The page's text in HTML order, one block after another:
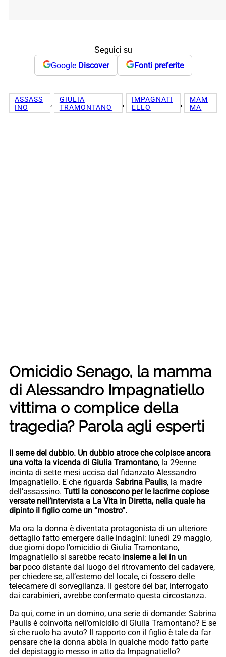
Seguici su
Google Discover Fonti preferite
ASSASS
INO
,
GIULIA
TRAMONTANO
,
IMPAGNATI
ELLO
,
MAM
MA
Omicidio Senago, la mamma
di Alessandro Impagnatiello
vittima o complice della
tragedia? Parola agli esperti
Il seme del dubbio. Un dubbio atroce che colpisce ancora
una volta la vicenda di Giulia Tramontano, la 29enne
incinta di sette mesi uccisa dal fidanzato Alessandro
Impagnatiello. E che riguarda Sabrina Paulis, la madre
dell’assassino. Tutti la conoscono per le lacrime copiose
versate nell’intervista a La Vita in Diretta, nella quale ha
dipinto il figlio come un “mostro”.
Ma ora la donna è diventata protagonista di un ulteriore
dettaglio fatto emergere dalle indagini: lunedì 29 maggio,
due giorni dopo l’omicidio di Giulia Tramontano,
Impagnatiello si sarebbe recato insieme a lei in un
barpoco distante dal luogo del ritrovamento del cadavere,
per chiedere se, all’esterno del locale, ci fossero delle
telecamere di sorveglianza. Il gestore del bar, interrogato
dai carabinieri, avrebbe confermato questa circostanza.
Da qui, come in un domino, una serie di domande: Sabrina
Paulis è coinvolta nell’omicidio di Giulia Tramontano? E se
sì che ruolo ha avuto? Il rapporto con il figlio è tale da far
pensare che la donna abbia in qualche modo fatto parte
del depistaggio messo in atto da Impagnatiello?